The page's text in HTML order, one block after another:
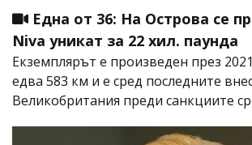
Една от 36: На Острова се
Niva уникат за 22 хил. паунда
Екземплярът е произведен през
едва 583 км и е сред последните
Великобритания преди санкциите